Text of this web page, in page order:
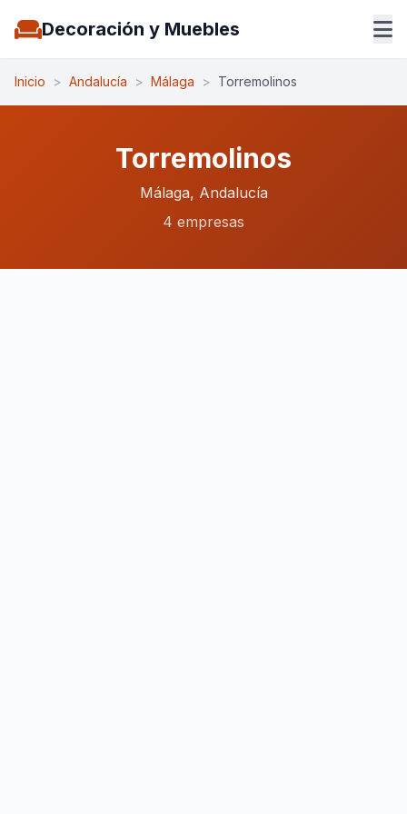
Decoración y Muebles
Inicio > Andalucía > Málaga > Torremolinos
Torremolinos
Málaga, Andalucía
4 empresas